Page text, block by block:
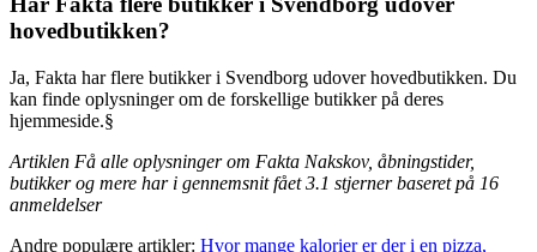
hovedbutikken?
Ja, Fakta har flere butikker i Svendborg udover hovedbutikken. Du
kan finde oplysninger om de forskellige butikker på deres
hjemmeside.§
Artiklen Få alle oplysninger om Fakta Nakskov, åbningstider,
butikker og mere har i gennemsnit fået3.1 stjerner baseret på 16
anmeldelser
Andre populære artikler: Hvor mange kalorier er der i en pizza,